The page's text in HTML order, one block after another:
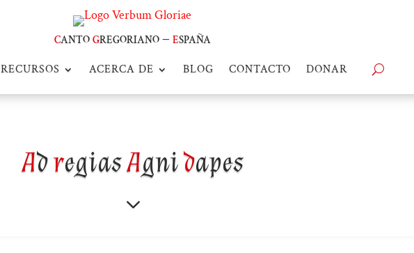
cantogregoriano –españa
RECURSOS ACERCA DE BLOG CONTACTO DONAR
AdregiasAgnidapes
3